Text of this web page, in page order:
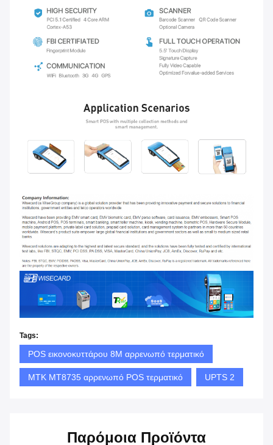
Tags:
POS εικονοκυττάρου 8M αρρενωπό τερματικό
MTK MT8735 αρρενωπό POS τερματικό UPTS 2
Παρόμοια Προϊόντα